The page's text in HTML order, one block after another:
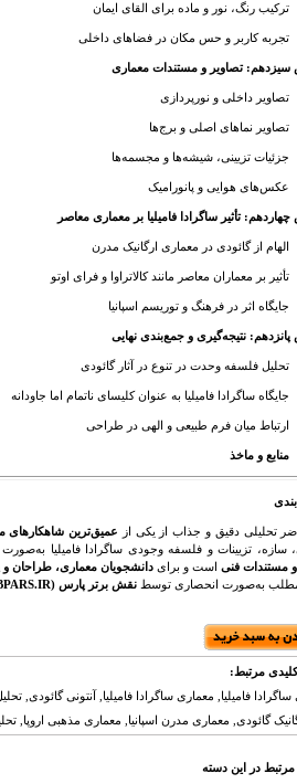
ترکیب رنگ، نور و ماده برای القای ایمان
تجربه کاربر و حس مکان در فضاهای داخلی
تصاویر و مستندات معماری
تصاویر داخلی و نورپردازی
تصاویر نماهای اصلی و برج‌ها
جزئیات تزیینی، شیشه‌ها و مجسمه‌ها
عکس‌های هوایی و پانورامیک
تأثیر ساگرادا فامیلیا بر معماری معاصر
الهام از گائودی در معماری ارگانیک مدرن
تأثیر بر معماران معاصر مانند کالاتراوا و فرای اوتو
جایگاه اثر در فرهنگ و توریسم اسپانیا
نتیجه‌گیری و جمع‌بندی نهایی
تحلیل فلسفه وحدت در تنوع در آثار گائودی
جایگاه ساگرادا فامیلیا به عنوان کلیسای ناتمام اما جاودانه
ارتباط میان فرم طبیعی و الهی در طراحی
منابع و ماخذ
تحلیلی دقیق و جذاب از یکی از عمیق‌ترین شاهکارهای
سازه، تزیینات و فلسفه وجودی ساگرادا فامیلیا
و مستندات فنی است و برای دانشجویان معماری، طراحان و
مطلب به‌صورت انحصاری توسط نقش برتر پارس (NBPARS.IR)
مرتبط:
فامیلیا, معماری ساگرادا فامیلیا, آنتونی
گائودی, معماری مدرن اسپانیا, معماری مذهبی اروپا,
مرتبط در این دسته